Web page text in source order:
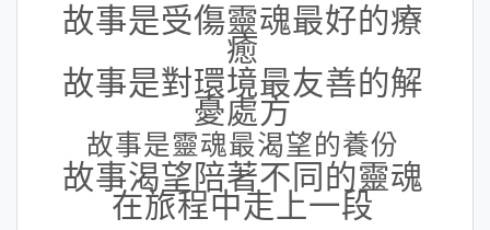
故事是受傷靈魂最好的療
癒
故事是對環境最友善的解
憂處方
故事是靈魂最渴望的養份
故事渴望陪著不同的靈魂
在旅程中走上一段